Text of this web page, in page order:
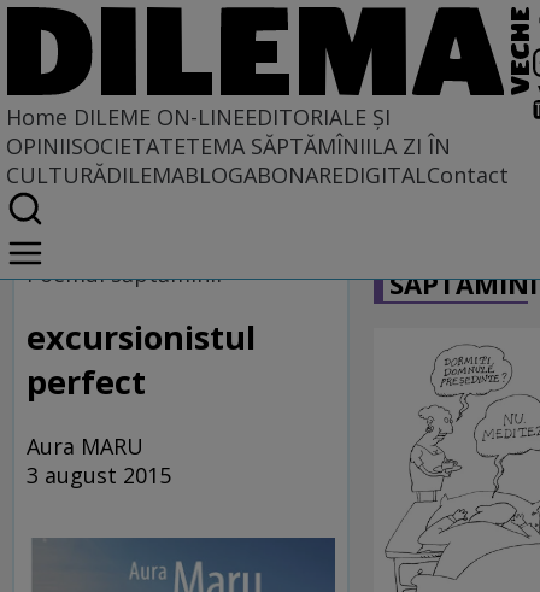
Home DILEME ON-LINEEDITORIALE ȘI
OPINIISOCIETATETEMA SĂPTĂMÎNIILA ZI ÎN
CULTURĂDILEMABLOGABONAREDIGITALContact
Home
Dileme on-line
Poemul săptămînii
excursionistul
perfect
Aura MARU
3 august 2015